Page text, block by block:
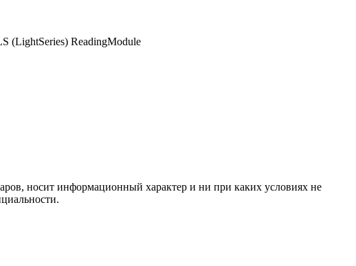
(LightSeries) ReadingModule
носит информационный характер и ни при каких условиях не